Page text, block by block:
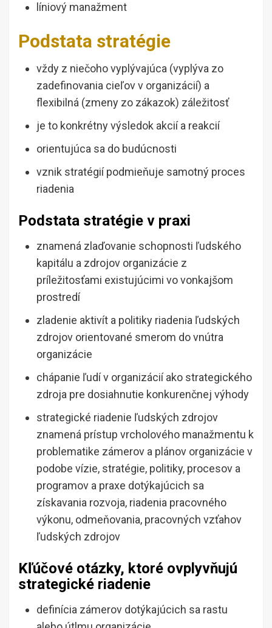
líniový manažment
Podstata stratégie
vždy z niečoho vyplývajúca (vyplýva zo
zadefinovania cieľov v organizácií) a
flexibilná (zmeny zo zákazok) záležitosť
je to konkrétny výsledok akcií a reakcií
orientujúca sa do budúcnosti
vznik stratégií podmieňuje samotný proces
riadenia
Podstata stratégie v praxi
znamená zlaďovanie schopnosti ľudského
kapitálu a zdrojov organizácie z
príležitosťami existujúcimi vo vonkajšom
prostredí
zladenie aktivít a politiky riadenia ľudských
zdrojov orientované smerom do vnútra
organizácie
chápanie ľudí v organizácií ako strategického
zdroja pre dosiahnutie konkurenčnej výhody
strategické riadenie ľudských zdrojov
znamená prístup vrcholového manažmentu k
problematike zámerov a plánov organizácie v
podobe vízie, stratégie, politiky, procesov a
programov a praxe dotýkajúcich sa
získavania rozvoja, riadenia pracovného
výkonu, odmeňovania, pracovných vzťahov
ľudských zdrojov
Kľúčové otázky, ktoré ovplyvňujú
strategické riadenie
definícia zámerov dotýkajúcich sa rastu